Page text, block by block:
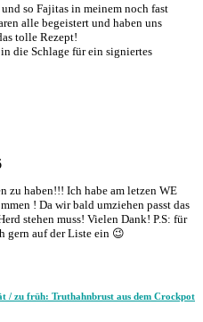
so Fajitas in meinem noch fast
alle begeistert und haben uns
tolle Rezept!
die Schlage für ein signiertes
zu haben!!! Ich habe am letzen WE
! Da wir bald umziehen passt das
stehen muss! Vielen Dank! P.S: für
gern auf der Liste ein 😉
/ zu früh: Truthahnbrust aus dem Crockpot